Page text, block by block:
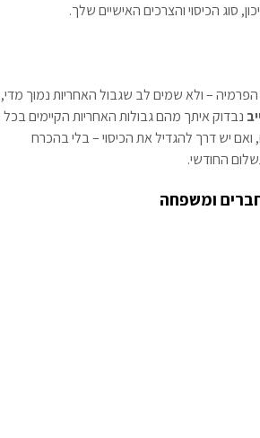
סוג הכיסוי והצרכים האישיים שלך.
– ולא שמים לב שגבול האחריות נמוך מדי,
נבדוק איתך מהם גבולות האחריות הקיימים בכל
יש דרך להגדיל את הכיסוי – בלי בהכרח
החודשי.
ומשפחה